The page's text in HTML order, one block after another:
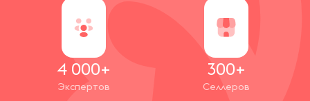
4 000+
Экспертов
300+
Селлеров